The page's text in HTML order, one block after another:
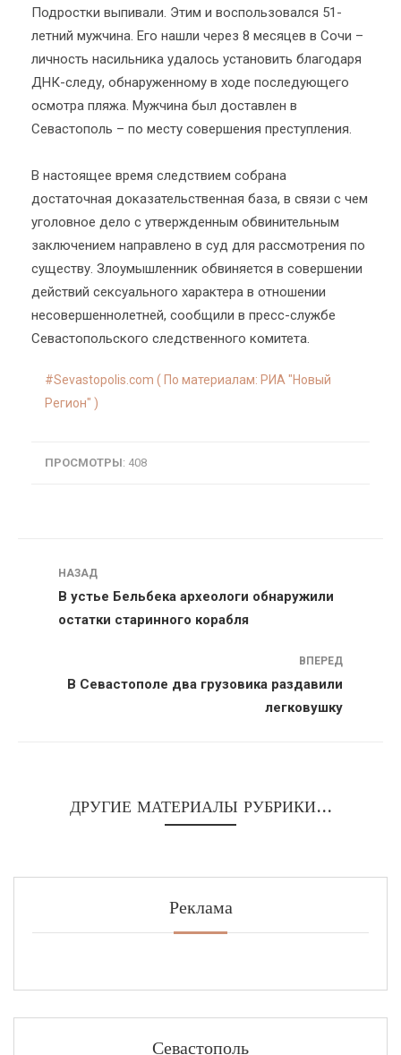
Подростки выпивали. Этим и воспользовался 51-
летний мужчина. Его нашли через 8 месяцев в Сочи –
личность насильника удалось установить благодаря
ДНК-следу, обнаруженному в ходе последующего
осмотра пляжа. Мужчина был доставлен в
Севастополь – по месту совершения преступления.
В настоящее время следствием собрана
достаточная доказательственная база, в связи с чем
уголовное дело с утвержденным обвинительным
заключением направлено в суд для рассмотрения по
существу. Злоумышленник обвиняется в совершении
действий сексуального характера в отношении
несовершеннолетней, сообщили в пресс-службе
Севастопольского следственного комитета.
Sevastopolis.com ( По материалам: РИА "Новый
Регион" )
ПРОСМОТРЫ: 408
Навигация
НАЗАД
В устье Бельбека археологи обнаружили
остатки старинного корабля
ВПЕРЕД
В Севастополе два грузовика раздавили
легковушку
ДРУГИЕ МАТЕРИАЛЫ РУБРИКИ...
Реклама
Севастополь